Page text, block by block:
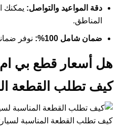
دقة المواعيد والتواصل: يمكنك
المناطق.
ضمان شامل 100%: نوفر
هل أسعار قطع بي ام
كيف تطلب القطعة
كيف تطلب القطعة المناسبة